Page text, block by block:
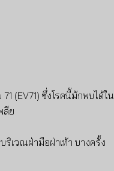
(EV71) ซึ่งโรคนี้มักพบได้ใน
ลีย
เวณฝ่ามือฝ่าเท้า บางครั้ง